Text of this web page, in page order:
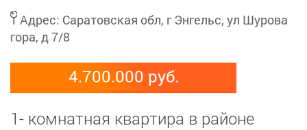
Адрес: Саратовская обл, г Энгельс, ул Шурова
гора, д 7/8
4.700.000 руб.
1- комнатная квартира в районе